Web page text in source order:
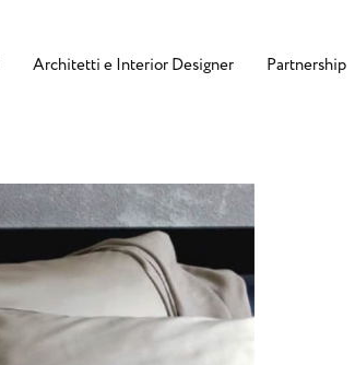
Architetti e Interior Designer Partnership